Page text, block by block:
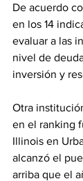
De acuerdo
en los 14
evaluar a las
nivel de
inversión y
Otra
en el ranking
Illinois en
alcanzó el
arriba que el